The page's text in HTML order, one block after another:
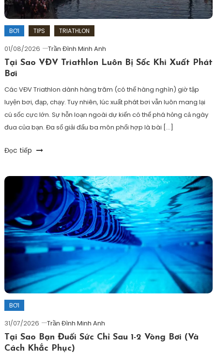
watch
và
garmin
sao
đi
làm
vẫn
đeo
đồng
hồ
thể
tại
nhiều
người
làm
vẫn
mang
đồng
hồ
Trần
Đình
Minh
Anh
BƠI TIPS TRIATHLON
01/08/2026
Trần Đình Minh Anh
Tại Sao VĐV Triathlon Luôn Bị Sốc Khi Xuất Phát
Bơi
Các VĐV Triathlon dành hàng trăm (có thể hàng nghìn) giờ tập
luyện bơi, đạp, chạy. Tuy nhiên, lúc xuất phát bơi vẫn luôn mang lại
cú sốc cực lớn. Sự hỗn loạn ngoài dự kiến có thể phá hỏng cả ngày
đua của bạn. Đa số giải đấu ba môn phối hợp là bài […]
Tagged
biển
ironman
bơi
ironman,
endusport,
sốc
mệt
xuất
phát
bơi,
phát
bơi
ironman
Đọc tiếp
BƠI
31/07/2026
Trần Đình Minh Anh
Tại Sao Bạn Đuối Sức Chỉ Sau 1-2 Vòng Bơi (Và
Cách Khắc Phục)